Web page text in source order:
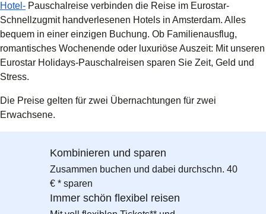
Hotel- Pauschalreise verbinden die Reise im Eurostar-
Schnellzugmit handverlesenen Hotels in Amsterdam. Alles
bequem in einer einzigen Buchung. Ob Familienausflug,
romantisches Wochenende oder luxuriöse Auszeit: Mit unseren
Eurostar Holidays-Pauschalreisen sparen Sie Zeit, Geld und
Stress.
Die Preise gelten für zwei Übernachtungen für zwei
Erwachsene.
Kombinieren und sparen
Zusammen buchen und dabei durchschn. 40
€ * sparen
Immer schön flexibel reisen